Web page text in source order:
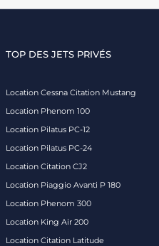
TOP DES JETS PRIVÉS
Location Cessna Citation Mustang
Location Phenom 100
Location Pilatus PC-12
Location Pilatus PC-24
Location Citation CJ2
Location Piaggio Avanti P 180
Location Phenom 300
Location King Air 200
Location Citation Latitude